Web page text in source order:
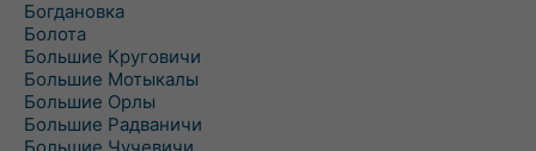
Богдановка
Болота
Большие Круговичи
Большие Мотыкалы
Большие Орлы
Большие Радваничи